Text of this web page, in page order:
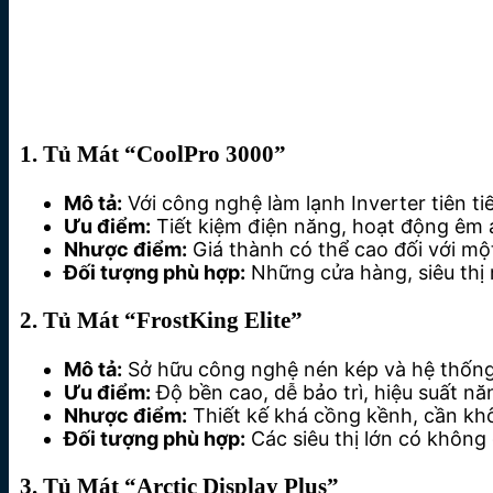
1. Tủ Mát “CoolPro 3000”
Mô tả: Với công nghệ làm lạnh Inverter tiên
Ưu điểm: Tiết kiệm điện năng, hoạt động êm
Nhược điểm: Giá thành có thể cao đối với
Đối tượng phù hợp: Những cửa hàng, siêu
2. Tủ Mát “FrostKing Elite”
Mô tả: Sở hữu công nghệ nén kép và hệ
Ưu điểm: Độ bền cao, dễ bảo trì, hiệu suất
Nhược điểm: Thiết kế khá cồng kềnh, cần
Đối tượng phù hợp: Các siêu thị lớn có
3. Tủ Mát “Arctic Display Plus”